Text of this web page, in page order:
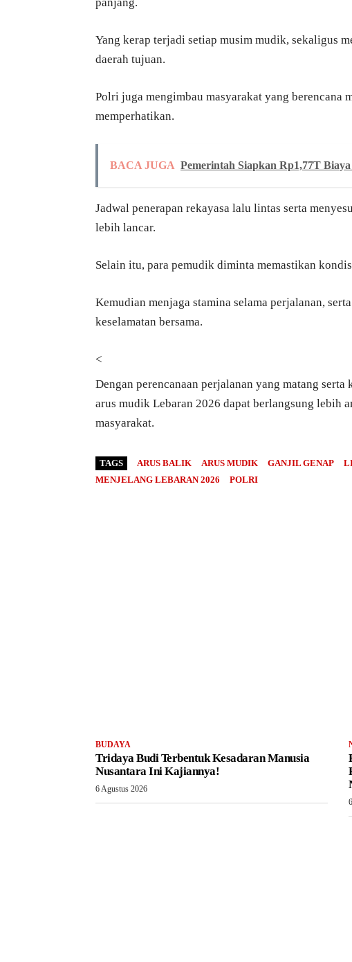
Yang kerap terjadi setiap musim mudik, sekaligus
daerah tujuan.
Polri juga mengimbau masyarakat yang berencana
memperhatikan.
BACA JUGA Pemerintah Siapkan Rp1,77T
Jadwal penerapan rekayasa lalu lintas serta
lebih lancar.
Selain itu, para pemudik diminta memastikan
Kemudian menjaga stamina selama perjalanan,
keselamatan bersama.
<
Dengan perencanaan perjalanan yang matang
arus mudik Lebaran 2026 dapat berlangsung lebih
masyarakat.
TAGS ARUS BALIK ARUS MUDIK GANJIL GENAP
MENJELANG LEBARAN 2026
POLRI
BUDAYA
Tridaya Budi Terbentuk Kesadaran Manusia
Nusantara Ini Kajiannya!
6 Agustus 2026